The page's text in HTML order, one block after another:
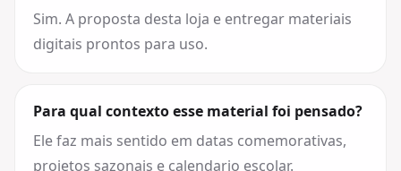
Sim. A proposta desta loja e entregar materiais
digitais prontos para uso.
Para qual contexto esse material foi pensado?
Ele faz mais sentido em datas comemorativas,
projetos sazonais e calendario escolar.